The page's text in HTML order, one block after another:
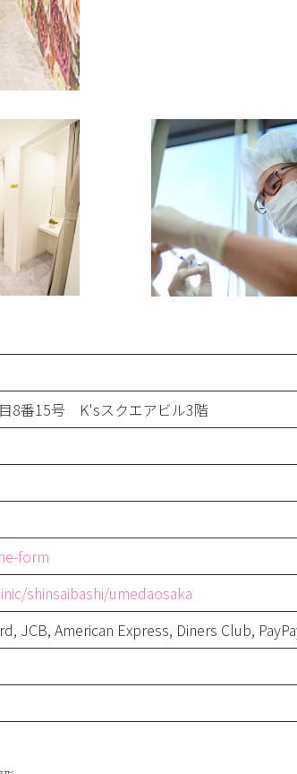
8番15号 K'sスクエアビル3階
form
shinsaibashi/umedaosaka
JCB, American Express, Diners Club,